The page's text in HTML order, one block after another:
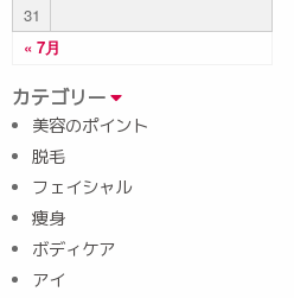
« 7月
31
カテゴリー
美容のポイント
脱毛
フェイシャル
痩身
ボディケア
アイ